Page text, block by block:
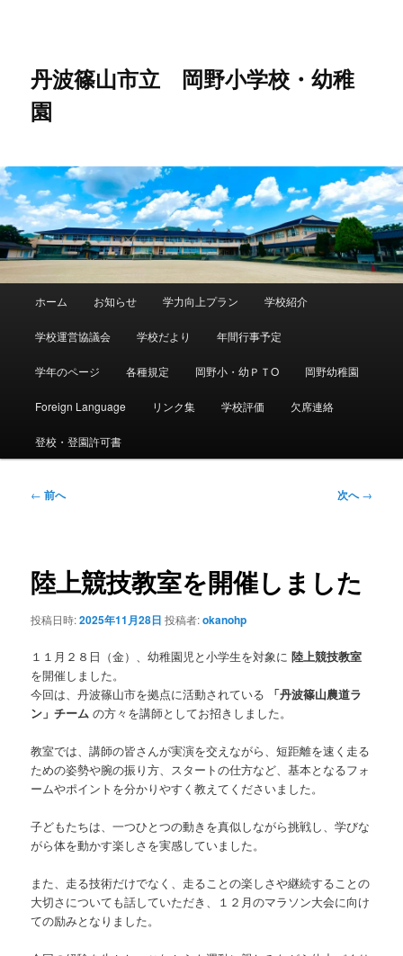
移
動
丹波篠山市立 岡野小学校・幼稚
園
ホーム お知らせ 学力向上プラン 学校紹介
学校運営協議会 学校だより 年間行事予定
学年のページ 各種規定 岡野小・幼ＰＴO 岡野幼稚園
Foreign Language リンク集 学校評価 欠席連絡
登校・登園許可書
投
ゲ
ー
ョ
← 前へ 次へ→
陸上競技教室を開催しました
投稿日時:2025年11月28日 投稿者:okanohp
１１月２８日（金）、幼稚園児と小学生を対象に陸上競技教室
を開催しました。
今回は、丹波篠山市を拠点に活動されている
「丹波篠山農道ラ
ン」チーム の方々を講師としてお招きしました。
教室では、講師の皆さんが実演を交えながら、短距離を速く走る
ための姿勢や腕の振り方、スタートの仕方など、基本となるフォ
ームやポイントを分かりやすく教えてくださいました。
子どもたちは、一つひとつの動きを真似しながら挑戦し、学びな
がら体を動かす楽しさを実感していました。
また、走る技術だけでなく、走ることの楽しさや継続することの
大切さについても話していただき、１２月のマラソン大会に向け
ての励みとなりました。